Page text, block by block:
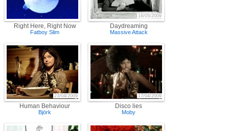
Right Here, Right Now
Fatboy Slim
Daydreaming
16/05/2009
Massive Attack
Human Behaviour
23/04/2009
Björk
Disco lies
17/04/2009
Moby